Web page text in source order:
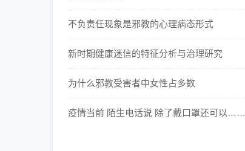
不负责任现象是邪教的心理病态形式
新时期健康迷信的特征分析与治理研究
为什么邪教受害者中女性占多数
疫情当前 陌生电话说 除了戴口罩还可以……